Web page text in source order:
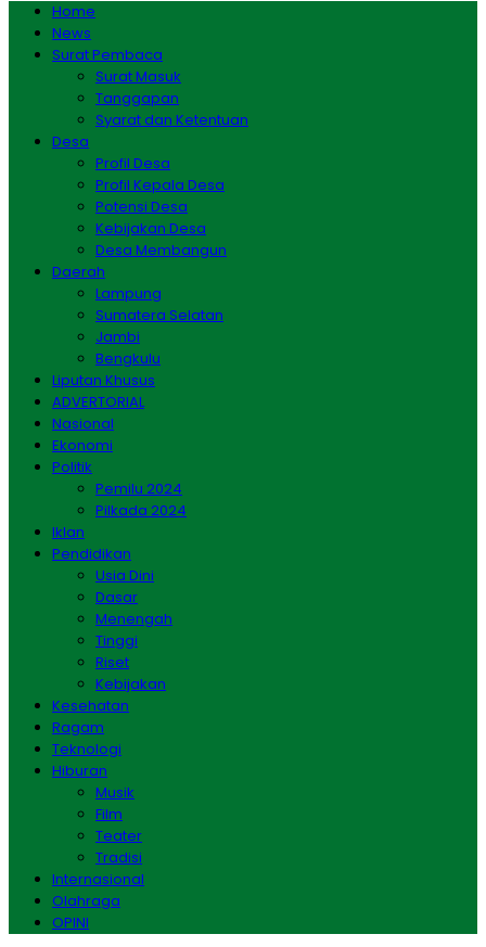
Home
News
Surat Pembaca
Surat Masuk
Tanggapan
Syarat dan Ketentuan
Desa
Profil Desa
Profil Kepala Desa
Potensi Desa
Kebijakan Desa
Desa Membangun
Daerah
Lampung
Sumatera Selatan
Jambi
Bengkulu
Liputan Khusus
ADVERTORIAL
Nasional
Ekonomi
Politik
Pemilu 2024
Pilkada 2024
Iklan
Pendidikan
Usia Dini
Dasar
Menengah
Tinggi
Riset
Kebijakan
Kesehatan
Ragam
Teknologi
Hiburan
Musik
Film
Teater
Tradisi
Internasional
Olahraga
OPINI